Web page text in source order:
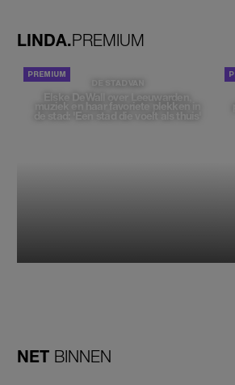
LINDA.PREMIUM
DE STAD VAN
Elske DeWall over Leeuwarden,
muziek en haar favoriete plekken in
de stad: 'Een stad die voelt als thuis'
NET BINNEN